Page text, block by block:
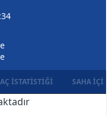
İSTATISTIĞI SAHA İÇI